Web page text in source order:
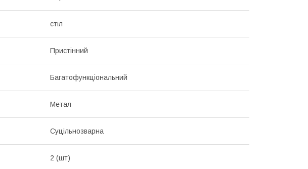
стіл
Пристінний
Багатофункціональний
Метал
Суцільнозварна
2 (шт)